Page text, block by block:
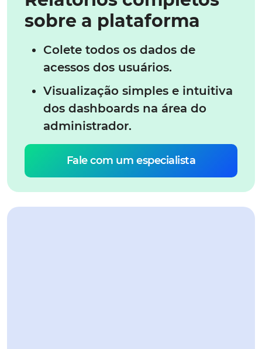
sobre a plataforma
Colete todos os dados de
acessos dos usuários.
Visualização simples e intuitiva
dos dashboards na área do
administrador.
Fale com um especialista